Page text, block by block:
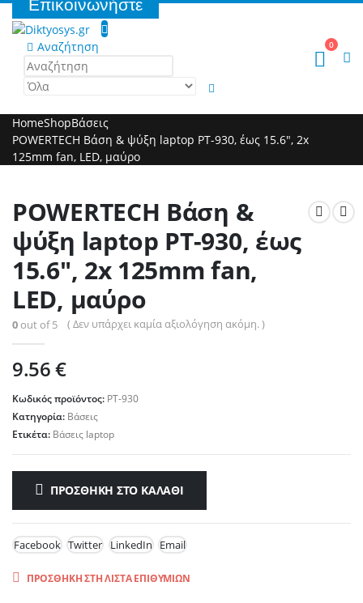
Αναζήτηση 0
HomeShopΒάσεις
POWERTECH Βάση & ψύξη laptop PT-930, έως 15.6″, 2x
125mm fan, LED, μαύρο
POWERTECH Βάση &
ψύξη laptop PT-930, έως
15.6″, 2x 125mm fan,
LED, μαύρο
0out of 5 ( Δεν υπάρχει καμία αξιολόγηση ακόμη. )
9.56€
Κωδικός προϊόντος: PT-930
Κατηγορία: Βάσεις
Ετικέτα: Βάσεις laptop
ΠΡΟΣΘΉΚΗ ΣΤΟ ΚΑΛΆΘΙ
Facebook Twitter LinkedIn Email
ΠΡΟΣΘΉΚΗ ΣΤΗ ΛΊΣΤΑ ΕΠΙΘΥΜΙΏΝ
Επικοινωνήστε